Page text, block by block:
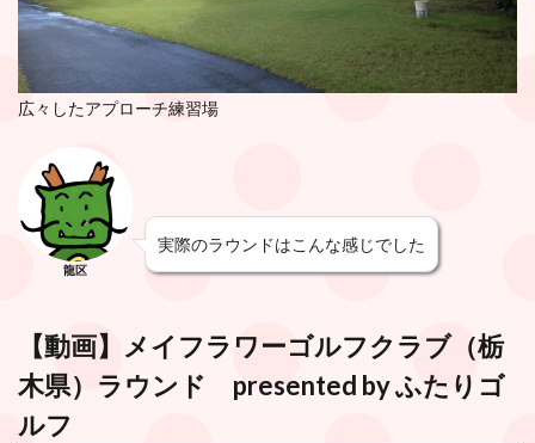
広々したアプローチ練習場
龍区
実際のラウンドはこんな感じでした
【動画】 メイフラワーゴルフクラブ（栃
木県）ラウンド presented byふたりゴ
ルフ